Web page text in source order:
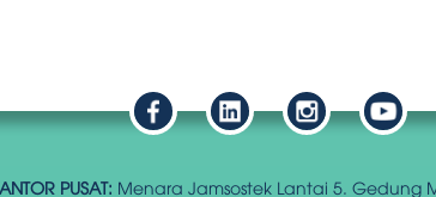
PUSAT: Menara Jamsostek Lantai 5. Gedung